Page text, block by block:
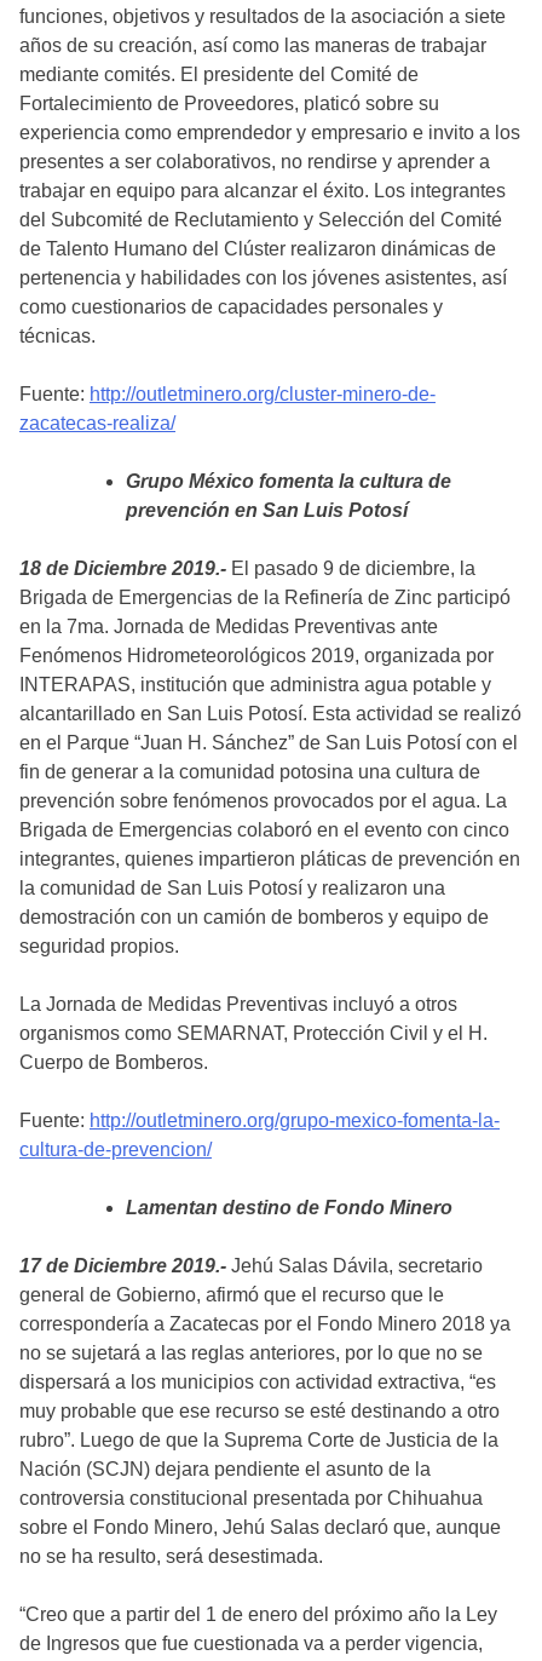
funciones, objetivos y resultados de la asociación a siete
años de su creación, así como las maneras de trabajar
mediante comités. El presidente del Comité de
Fortalecimiento de Proveedores, platicó sobre su
experiencia como emprendedor y empresario e invito a los
presentes a ser colaborativos, no rendirse y aprender a
trabajar en equipo para alcanzar el éxito. Los integrantes
del Subcomité de Reclutamiento y Selección del Comité
de Talento Humano del Clúster realizaron dinámicas de
pertenencia y habilidades con los jóvenes asistentes, así
como cuestionarios de capacidades personales y
técnicas.
Fuente: http://outletminero.org/cluster-minero-de-
zacatecas-realiza/
Grupo México fomenta la cultura de
prevención en San Luis Potosí
18 de Diciembre 2019.- El pasado 9 de diciembre, la
Brigada de Emergencias de la Refinería de Zinc participó
en la 7ma. Jornada de Medidas Preventivas ante
Fenómenos Hidrometeorológicos 2019, organizada por
INTERAPAS, institución que administra agua potable y
alcantarillado en San Luis Potosí. Esta actividad se realizó
en el Parque “Juan H. Sánchez” de San Luis Potosí con el
fin de generar a la comunidad potosina una cultura de
prevención sobre fenómenos provocados por el agua. La
Brigada de Emergencias colaboró en el evento con cinco
integrantes, quienes impartieron pláticas de prevención en
la comunidad de San Luis Potosí y realizaron una
demostración con un camión de bomberos y equipo de
seguridad propios.
La Jornada de Medidas Preventivas incluyó a otros
organismos como SEMARNAT, Protección Civil y el H.
Cuerpo de Bomberos.
Fuente: http://outletminero.org/grupo-mexico-fomenta-la-
cultura-de-prevencion/
Lamentan destino de Fondo Minero
17 de Diciembre 2019.- Jehú Salas Dávila, secretario
general de Gobierno, afirmó que el recurso que le
correspondería a Zacatecas por el Fondo Minero 2018 ya
no se sujetará a las reglas anteriores, por lo que no se
dispersará a los municipios con actividad extractiva, “es
muy probable que ese recurso se esté destinando a otro
rubro”. Luego de que la Suprema Corte de Justicia de la
Nación (SCJN) dejara pendiente el asunto de la
controversia constitucional presentada por Chihuahua
sobre el Fondo Minero, Jehú Salas declaró que, aunque
no se ha resulto, será desestimada.
“Creo que a partir del 1 de enero del próximo año la Ley
de Ingresos que fue cuestionada va a perder vigencia,